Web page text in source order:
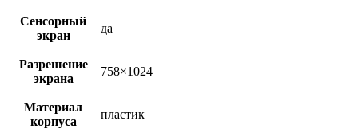
Сенсорный
экран
да
Разрешение
экрана
758×1024
Материал
корпуса
пластик